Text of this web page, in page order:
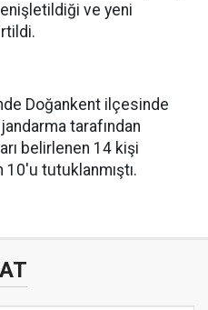
ve yeni
Doğankent ilçesinde
tarafından
belirlenen 14 kişi
10'u tutuklanmıştı.